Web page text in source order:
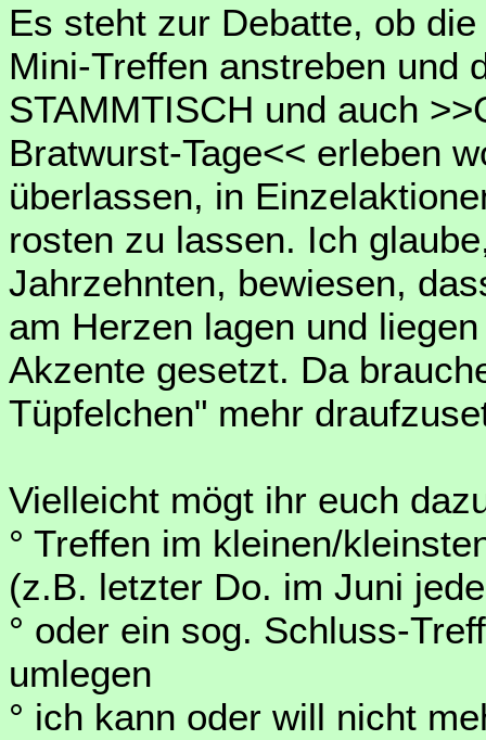
Es steht zur Debatte, ob
Mini-Treffen anstreben und
STAMMTISCH und auch
Bratwurst-Tage<< erleben
überlassen, in
rosten zu lassen. Ich
Jahrzehnten, bewiesen,
am Herzen lagen und
Akzente gesetzt. Da
Tüpfelchen" mehr
Vielleicht mögt ihr euch
° Treffen im kleinen/
(z.B. letzter Do. im Juni
° oder ein sog. Schluss-
umlegen
° ich kann oder will nicht